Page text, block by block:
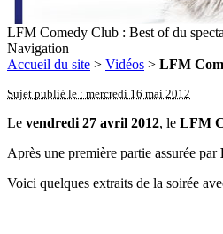
LFM Comedy Club : Best of du
Navigation
Accueil du site > Vidéos > LFM
Sujet publié le : mercredi 16 mai 2012
Le vendredi 27 avril 2012, le LFM
Après une première partie assurée par
Voici quelques extraits de la soirée